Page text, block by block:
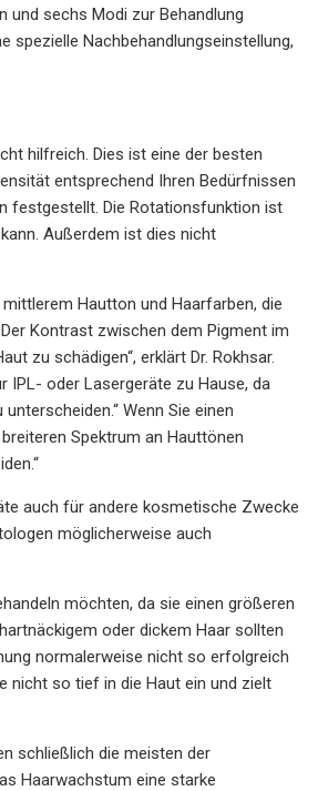
und sechs Modi zur Behandlung
spezielle Nachbehandlungseinstellung,
hilfreich. Dies ist eine der besten
entsprechend Ihren Bedürfnissen
festgestellt. Die Rotationsfunktion ist
Außerdem ist dies nicht
Hautton und Haarfarben, die
Kontrast zwischen dem Pigment im
zu schädigen“, erklärt Dr. Rokhsar.
IPL- oder Lasergeräte zu Hause, da
Wenn Sie einen
Spektrum an Hauttönen
auch für andere kosmetische Zwecke
möglicherweise auch
möchten, da sie einen größeren
oder dickem Haar sollten
normalerweise nicht so erfolgreich
nicht so tief in die Haut ein und zielt
schließlich die meisten der
Haarwachstum eine starke